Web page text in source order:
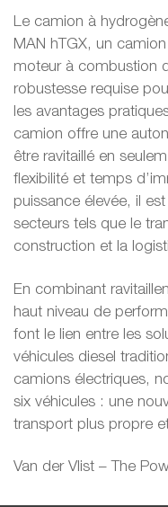
Le camion à
MAN hTGX, un
moteur à combustion
robustesse requise
les avantages
camion offre une
être ravitaillé en
flexibilité et temps
puissance élevée, il
secteurs tels que le
construction et la
En combinant
haut niveau de
font le lien entre les
véhicules diesel
camions électriques,
six véhicules : une
transport plus propre
Van der Vlist – The